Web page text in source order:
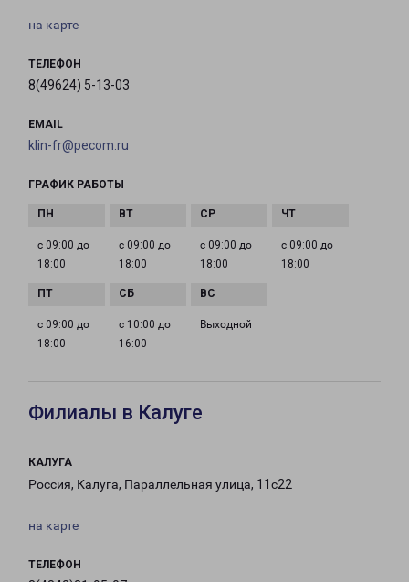
на карте
ТЕЛЕФОН
8(49624) 5-13-03
EMAIL
klin-fr@pecom.ru
ГРАФИК РАБОТЫ
с 09:00 до
18:00
с 09:00 до
18:00
с 09:00 до
18:00
с 09:00 до
18:00
с 09:00 до
18:00
с 10:00 до
16:00
Выходной
Филиалы в Калуге
КАЛУГА
Россия, Калуга, Параллельная улица, 11с22
на карте
ТЕЛЕФОН